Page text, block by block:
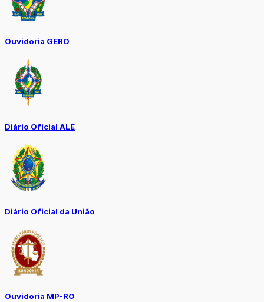
Ouvidoria GERO
Diário Oficial ALE
Diário Oficial da União
Ouvidoria MP-RO